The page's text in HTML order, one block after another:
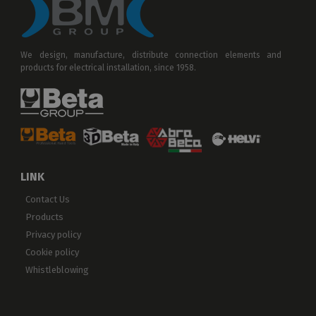
We design, manufacture, distribute connection elements and
products for electrical installation, since 1958.
LINK
Contact Us
Products
Privacy policy
Cookie policy
Whistleblowing